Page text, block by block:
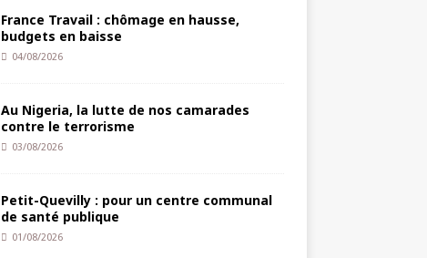
France Travail : chômage en hausse,
budgets en baisse
04/08/2026
Au Nigeria, la lutte de nos camarades
contre le terrorisme
03/08/2026
Petit-Quevilly : pour un centre communal
de santé publique
01/08/2026